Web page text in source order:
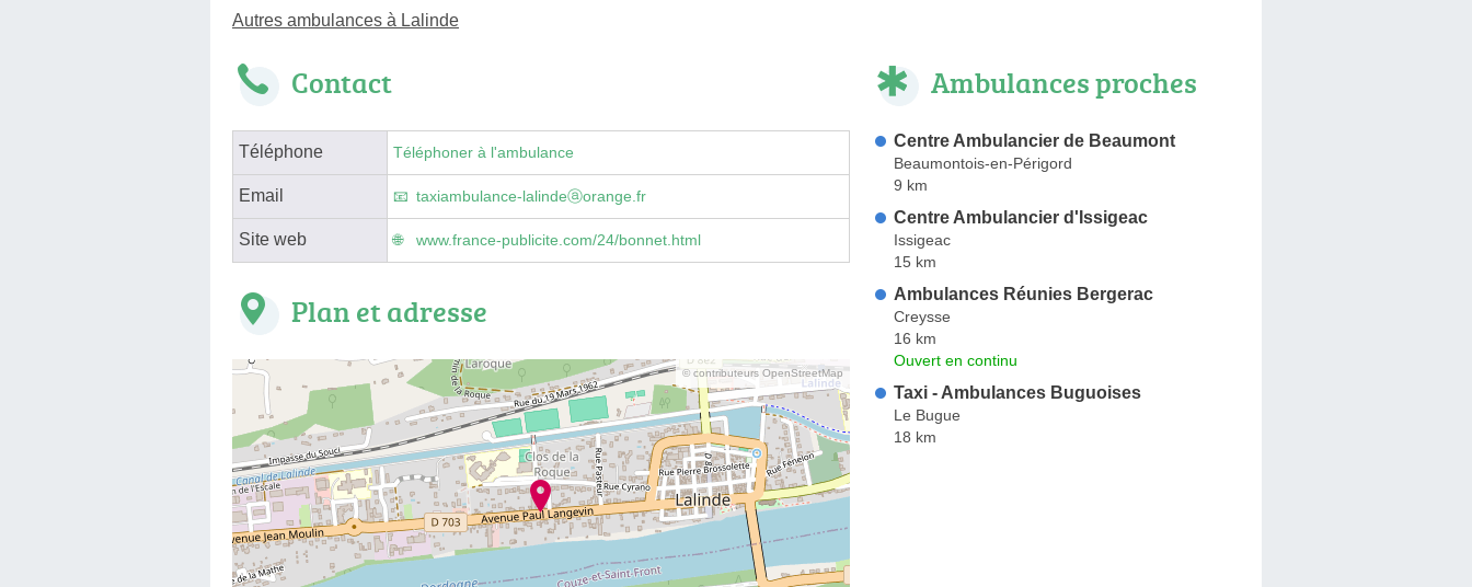
Autres ambulances à Lalinde
Contact
Téléphone Téléphoner à l'ambulance
Email taxiambulance-lalindeⓐorange.fr
Site web www.france-publicite.com/24/bonnet.html
Plan et adresse
© contributeurs OpenStreetMap
Ambulances proches
Centre Ambulancier de Beaumont
Beaumontois-en-Périgord
9 km
Centre Ambulancier d'Issigeac
Issigeac
15 km
Ambulances Réunies Bergerac
Creysse
16 km
Ouvert en continu
Taxi - Ambulances Buguoises
Le Bugue
18 km